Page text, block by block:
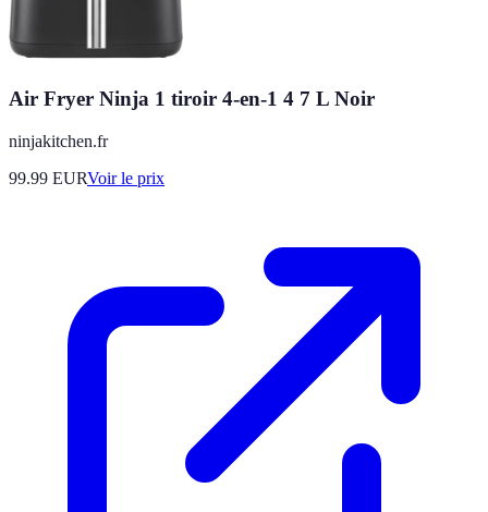
Air Fryer Ninja 1 tiroir 4-en-1 4 7 L Noir
ninjakitchen.fr
99.99 EURVoir le prix